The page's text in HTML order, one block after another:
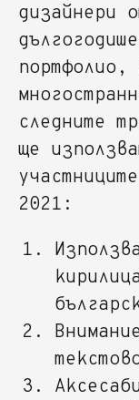
дизайнери
портфолио,
следните
ще
2021: